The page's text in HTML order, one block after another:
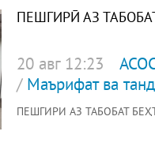
ПЕШГИРӢ АЗ
20 авг 12:23
/ Маърифат ва
ПЕШГИРӢ АЗ ТАБОБАТ